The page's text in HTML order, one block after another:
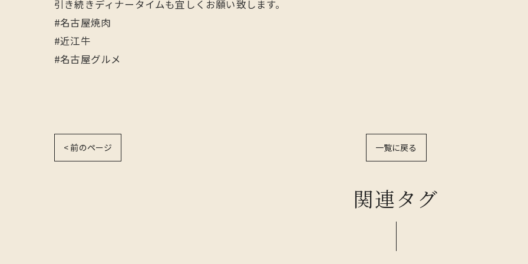
引き続きディナータイムも宜しくお願い致します。
#名古屋焼肉
#近江牛
#名古屋グルメ
< 前のページ 一覧に戻る
関連タグ